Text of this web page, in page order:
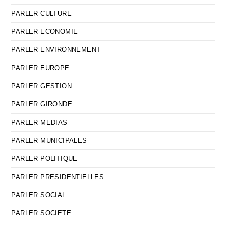
PARLER CULTURE
PARLER ECONOMIE
PARLER ENVIRONNEMENT
PARLER EUROPE
PARLER GESTION
PARLER GIRONDE
PARLER MEDIAS
PARLER MUNICIPALES
PARLER POLITIQUE
PARLER PRESIDENTIELLES
PARLER SOCIAL
PARLER SOCIETE